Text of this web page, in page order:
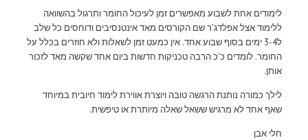
לימודים אחת לשבוע מאפשרים זמן לעיכול החומר ותרגול בהשוואה
ללימוד אצל אפלדג'ר שם הקורסים מאד אינטנסיבים ודוחסים כל שלב
ל3-4 ימים בסוף שבוע אחד. אין כמעט זמן לשאלות ולא חוזרים בכלל על
החומר. לומדים כ'כ הרבה טכניקות חדשות ביום אחד שקשה מאד לזכור
אותן.
לילך כמורה נותנת הרגשה טובה ויוצרת אווירת לימוד חיובית במיוחד
שאף אחד לא מרגיש ששאל שאלה מיותרת או טיפשית.
חלי אבן